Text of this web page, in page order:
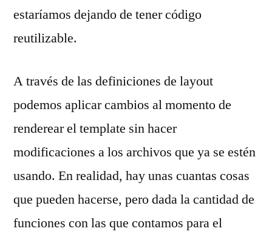
estaríamos dejando de tener código
reutilizable.
A través de las definiciones de layout
podemos aplicar cambios al momento de
renderear el template sin hacer
modificaciones a los archivos que ya se estén
usando. En realidad, hay unas cuantas cosas
que pueden hacerse, pero dada la cantidad de
funciones con las que contamos para el